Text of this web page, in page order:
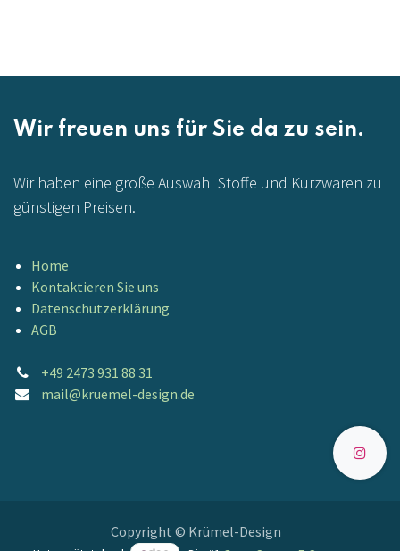
Wir freuen uns für Sie da zu sein.
Wir haben eine große Auswahl Stoffe und Kurzwaren zu
günstigen Preisen.
Home
Kontaktieren Sie uns
Datenschutzerklärung
AGB
+49 2473 931 88 31
mail@kruemel-design.de
Copyright © Krümel-Design